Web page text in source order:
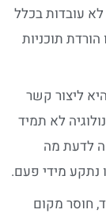
עובדות בכלל
תוכניות
ליצור קשר
לא תמיד
מה
מידי פעם.
מקום